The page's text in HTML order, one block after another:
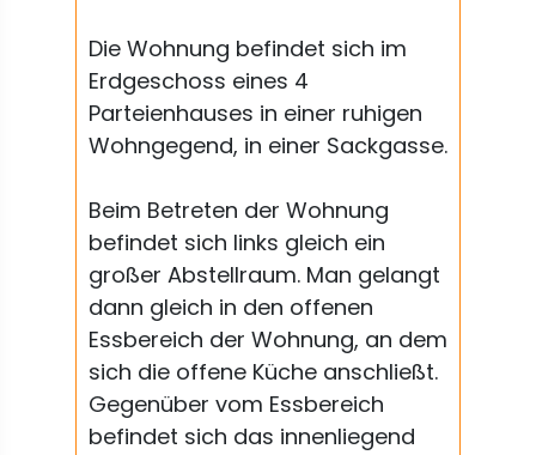
Die Wohnung befindet sich im
Erdgeschoss eines 4
Parteienhauses in einer ruhigen
Wohngegend, in einer Sackgasse.
Beim Betreten der Wohnung
befindet sich links gleich ein
großer Abstellraum. Man gelangt
dann gleich in den offenen
Essbereich der Wohnung, an dem
sich die offene Küche anschließt.
Gegenüber vom Essbereich
befindet sich das innenliegend